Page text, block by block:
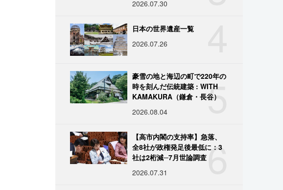
2026.07.30
日本の世界遺産一覧
2026.07.26
5
豪雪の地と海辺の町で220年の
時を刻んだ伝統建築 : WITH
KAMAKURA（鎌倉・長谷）
2026.08.04
6
【高市内閣の支持率】急落、
全8社が政権発足後最低に：3
社は2桁減─7月世論調査
2026.07.31